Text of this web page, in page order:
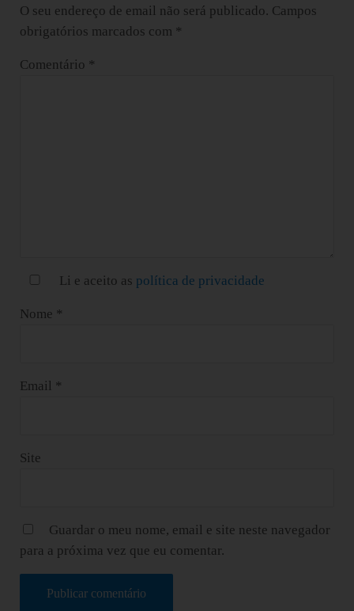
O seu endereço de email não será publicado. Campos
obrigatórios marcados com *
Comentário *
Li e aceito as política de privacidade
Nome *
Email *
Site
Guardar o meu nome, email e site neste navegador
para a próxima vez que eu comentar.